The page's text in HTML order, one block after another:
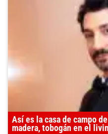
Así es la casa de campo
madera, tobogán en el